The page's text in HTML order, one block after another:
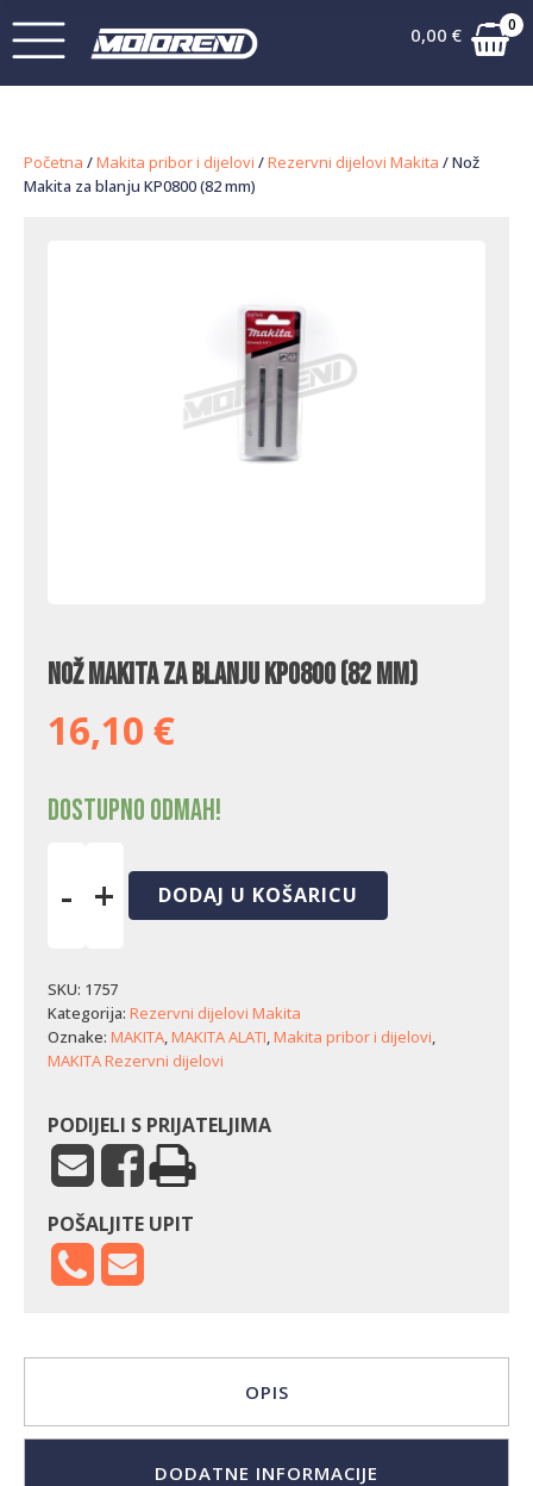
0,00 € 0
Početna /Makita pribor i dijelovi /Rezervni dijelovi Makita / Nož
Makita za blanju KP0800 (82 mm)
Nož Makita za blanju KP0800 (82 mm)
16,10 €
Dostupno odmah!
-
blanju
KP0800
(82
mm)
+ DODAJ U KOŠARICU
SKU: 1757
Kategorija: Rezervni dijelovi Makita
Oznake: MAKITA,MAKITA ALATI,Makita pribor i dijelovi,
MAKITA Rezervni dijelovi
PODIJELI S PRIJATELJIMA
POŠALJITE UPIT
OPIS
DODATNE INFORMACIJE